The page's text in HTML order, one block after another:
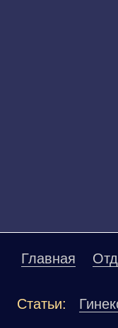
Главная
Статьи: